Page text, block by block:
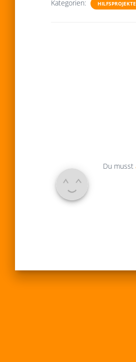
Kategorien: HILFSPROJEKTE
Du musst